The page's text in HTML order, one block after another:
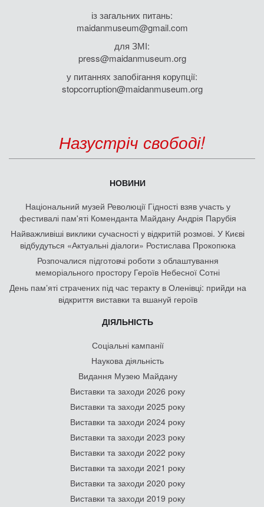
із загальних питань:
maidanmuseum@gmail.com
для ЗМІ:
press@maidanmuseum.org
у питаннях запобігання корупції:
stopcorruption@maidanmuseum.org
Назустріч свободі!
НОВИНИ
Національний музей Революції Гідності взяв участь у
фестивалі пам'яті Коменданта Майдану Андрія Парубія
Найважливіші виклики сучасності у відкритій розмові. У Києві
відбудуться «Актуальні діалоги» Ростислава Прокопюка
Розпочалися підготовчі роботи з облаштування
меморіального простору Героїв Небесної Сотні
День памʼяті страчених під час теракту в Оленівці: прийди на
відкриття виставки та вшануй героїв
ДІЯЛЬНІСТЬ
Соціальні кампанії
Наукова діяльність
Видання Музею Майдану
Виставки та заходи 2026 року
Виставки та заходи 2025 року
Виставки та заходи 2024 року
Виставки та заходи 2023 року
Виставки та заходи 2022 року
Виставки та заходи 2021 року
Виставки та заходи 2020 року
Виставки та заходи 2019 року